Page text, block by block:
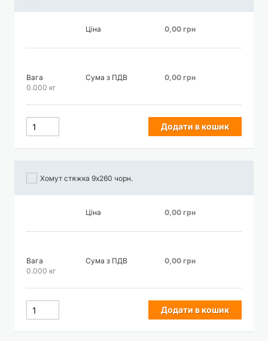
Ціна 0,00 грн
Вага
0.000 кг
Сума з ПДВ 0,00 грн
Додати в кошик
Хомут стяжка 9х260 чорн.
Ціна 0,00 грн
Вага
0.000 кг
Сума з ПДВ 0,00 грн
Додати в кошик